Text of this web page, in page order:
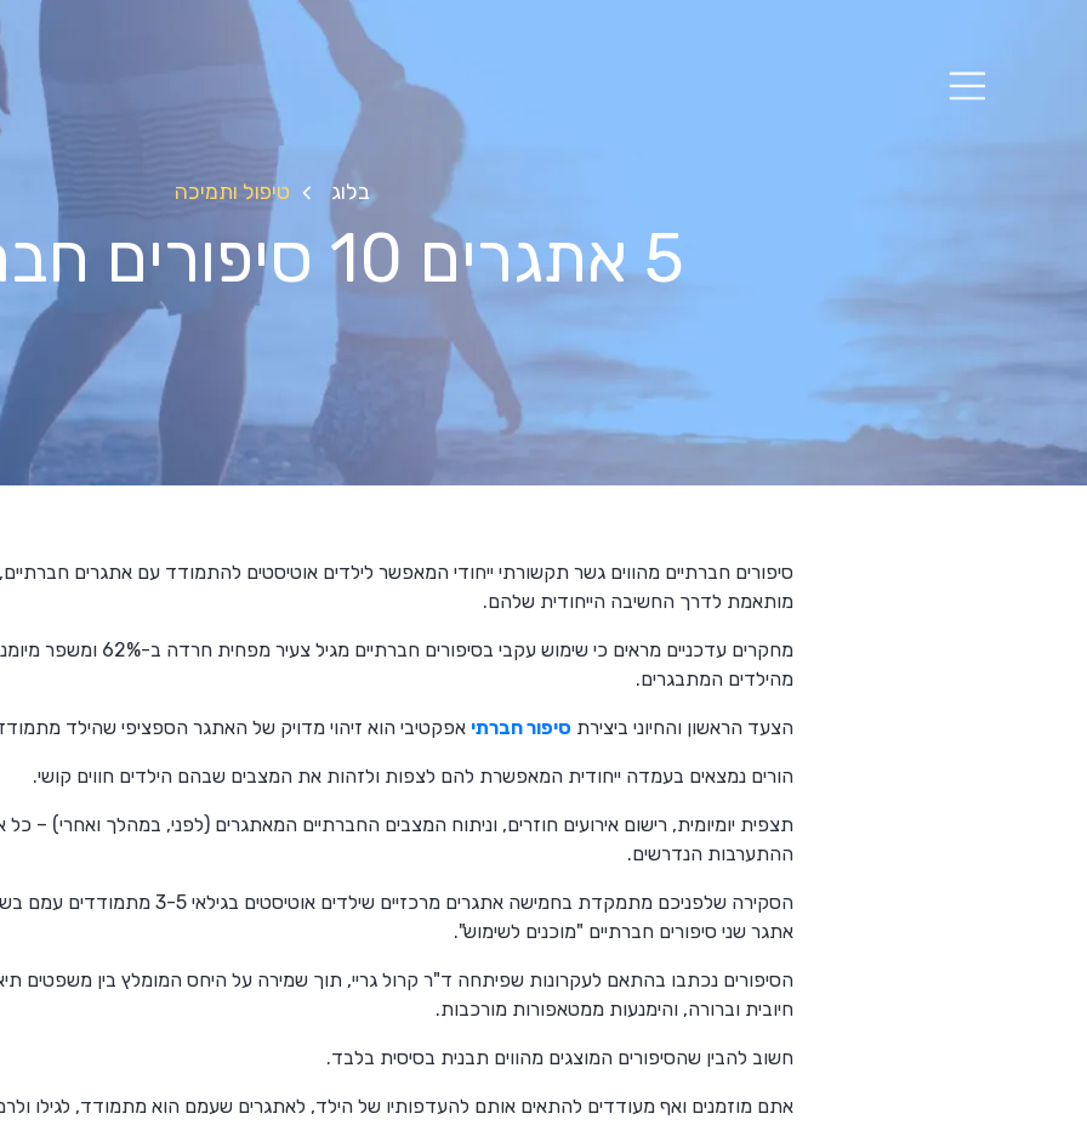
בלוג טיפול ותמיכה
5 אתגרים 10 סיפורים חברתיים
סיפורים חברתיים מהווים גשר תקשורתי ייחודי המאפשר לילדים אוטיסטים להתמודד עם אתגרים
מותאמת לדרך החשיבה הייחודית שלהם.
מהילדים המתבגרים.
הצעד הראשון והחיוני ביצירת סיפור חברתי אפקטיבי הוא זיהוי מדויק של האתגר הספציפי שהילד
הורים נמצאים בעמדה ייחודית המאפשרת להם לצפות ולזהות את המצבים שבהם הילדים חווים קושי.
תצפית יומיומית, רישום אירועים חוזרים, וניתוח המצבים החברתיים המאתגרים (לפני, במהלך ואחרי) – כל
ההתערבות הנדרשים.
הסקירה שלפניכם מתמקדת בחמישה אתגרים
אתגר שני סיפורים חברתיים "מוכנים לשימוש".
הסיפורים נכתבו בהתאם לעקרונות שפיתחה ד"ר קרול גריי, תוך שמירה על היחס המומלץ בין משפטים
חיובית וברורה, והימנעות ממטאפורות מורכבות.
חשוב להבין שהסיפורים המוצגים מהווים תבנית בסיסית בלבד.
אתם מוזמנים ואף מעודדים להתאים אותם להעדפותיו של הילד, לאתגרים שעמם הוא מתמודד, לגילו